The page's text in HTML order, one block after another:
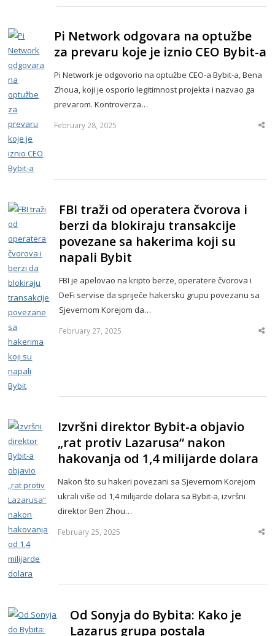
Pi Network odgovara na optužbe
za prevaru koje je iznio CEO Bybit-a
Pi Network je odgovorio na optužbe CEO-a Bybit-a, Bena
Zhoua, koji je osporio legitimnost projekta i nazvao ga
prevarom. Kontroverza…
February 28, 2025
FBI traži od operatera čvorova i
berzi da blokiraju transakcije
povezane sa hakerima koji su
napali Bybit
FBI je apelovao na kripto berze, operatere čvorova i
DeFi servise da spriječe hakersku grupu povezanu sa
Sjevernom Korejom da…
February 27, 2025
Izvršni direktor Bybit-a objavio
„rat protiv Lazarusa“ nakon
hakovanja od 1,4 milijarde dolara
Nakon što su hakeri povezani sa Sjevernom Korejom
ukrali više od 1,4 milijarde dolara sa Bybit-a, izvršni
direktor Ben Zhou…
February 25, 2025
Od Sonyja do Bybita: Kako je
Lazarus grupa postala